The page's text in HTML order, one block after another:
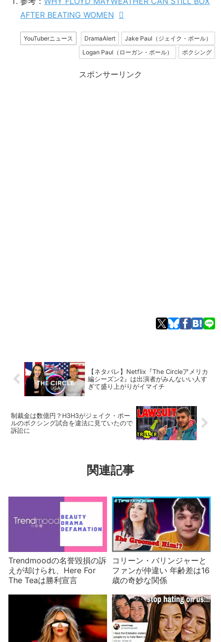
AFTER BEATING WOMEN
YouTuberニュース DramaAlert
Jake Paul（ジェイク・ポール）
Logan Paul（ローガン・ポール）
ボクシング
スポンサーリンク
【ネタバレ】Netflix『The Circleアメリカ
編シーズン2』は出演者がみんないい人す
ぎて盛り上がりがイマイチ
制裁金は数億円？H3H3がジェイク・ポー
ルのボクシング試合を違法に見ていたので
訴訟に
関連記事
Trendmoodの名誉毀損の訴
えが却けられ、Here For
The Teaは勝利宣言
コリーン・バリンジャーと
ファンが仲違い 年齢差は16
歳の奇妙な関係